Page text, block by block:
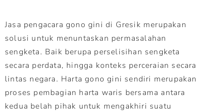
Jasa pengacara gono gini di Gresik merupakan
solusi untuk menuntaskan permasalahan
sengketa. Baik berupa perselisihan sengketa
secara perdata, hingga konteks perceraian secara
lintas negara. Harta gono gini sendiri merupakan
proses pembagian harta waris bersama antara
kedua belah pihak untuk mengakhiri suatu